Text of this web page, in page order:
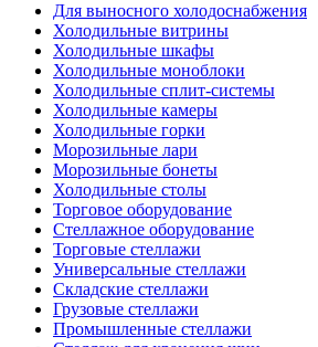
Для выносного холодоснабжения
Холодильные витрины
Холодильные шкафы
Холодильные моноблоки
Холодильные сплит-системы
Холодильные камеры
Холодильные горки
Морозильные лари
Морозильные бонеты
Холодильные столы
Торговое оборудование
Стеллажное оборудование
Торговые стеллажи
Универсальные стеллажи
Складские стеллажи
Грузовые стеллажи
Промышленные стеллажи